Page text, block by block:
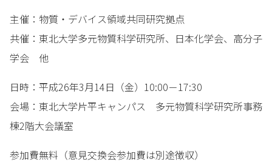
主催：物質・デバイス領域共同研究拠点
共催：東北大学多元物質科学研究所、日本化学会、高分子
学会 他
日時：平成26年3月14日（金）10:00－17:30
会場：東北大学片平キャンパス 多元物質科学研究所事務
棟2階大会議室
参加費無料（意見交換会参加費は別途徴収）